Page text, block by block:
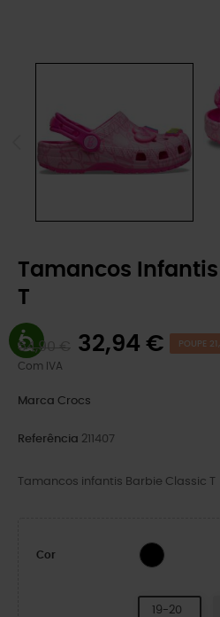
Tamancos
T
54,90 € 32,94 € POUPE
Com IVA
Marca Crocs
Referência 211407
Tamancos infantis Barbie Classic T
Cor Multi
19-20